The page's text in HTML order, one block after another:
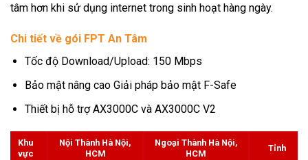
tâm hơn khi sử dụng internet trong sinh hoạt hàng ngày.
Chi tiết về gói FPT An Tâm
Tốc độ Download/Upload: 150 Mbps
Bảo mật nâng cao Giải pháp bảo mật F-Safe
Thiết bị hỗ trợ AX3000C và AX3000C V2
Khu
vực
Nội Thành Hà Nội,
HCM
Ngoại Thành Hà Nội,
HCM
Tỉnh